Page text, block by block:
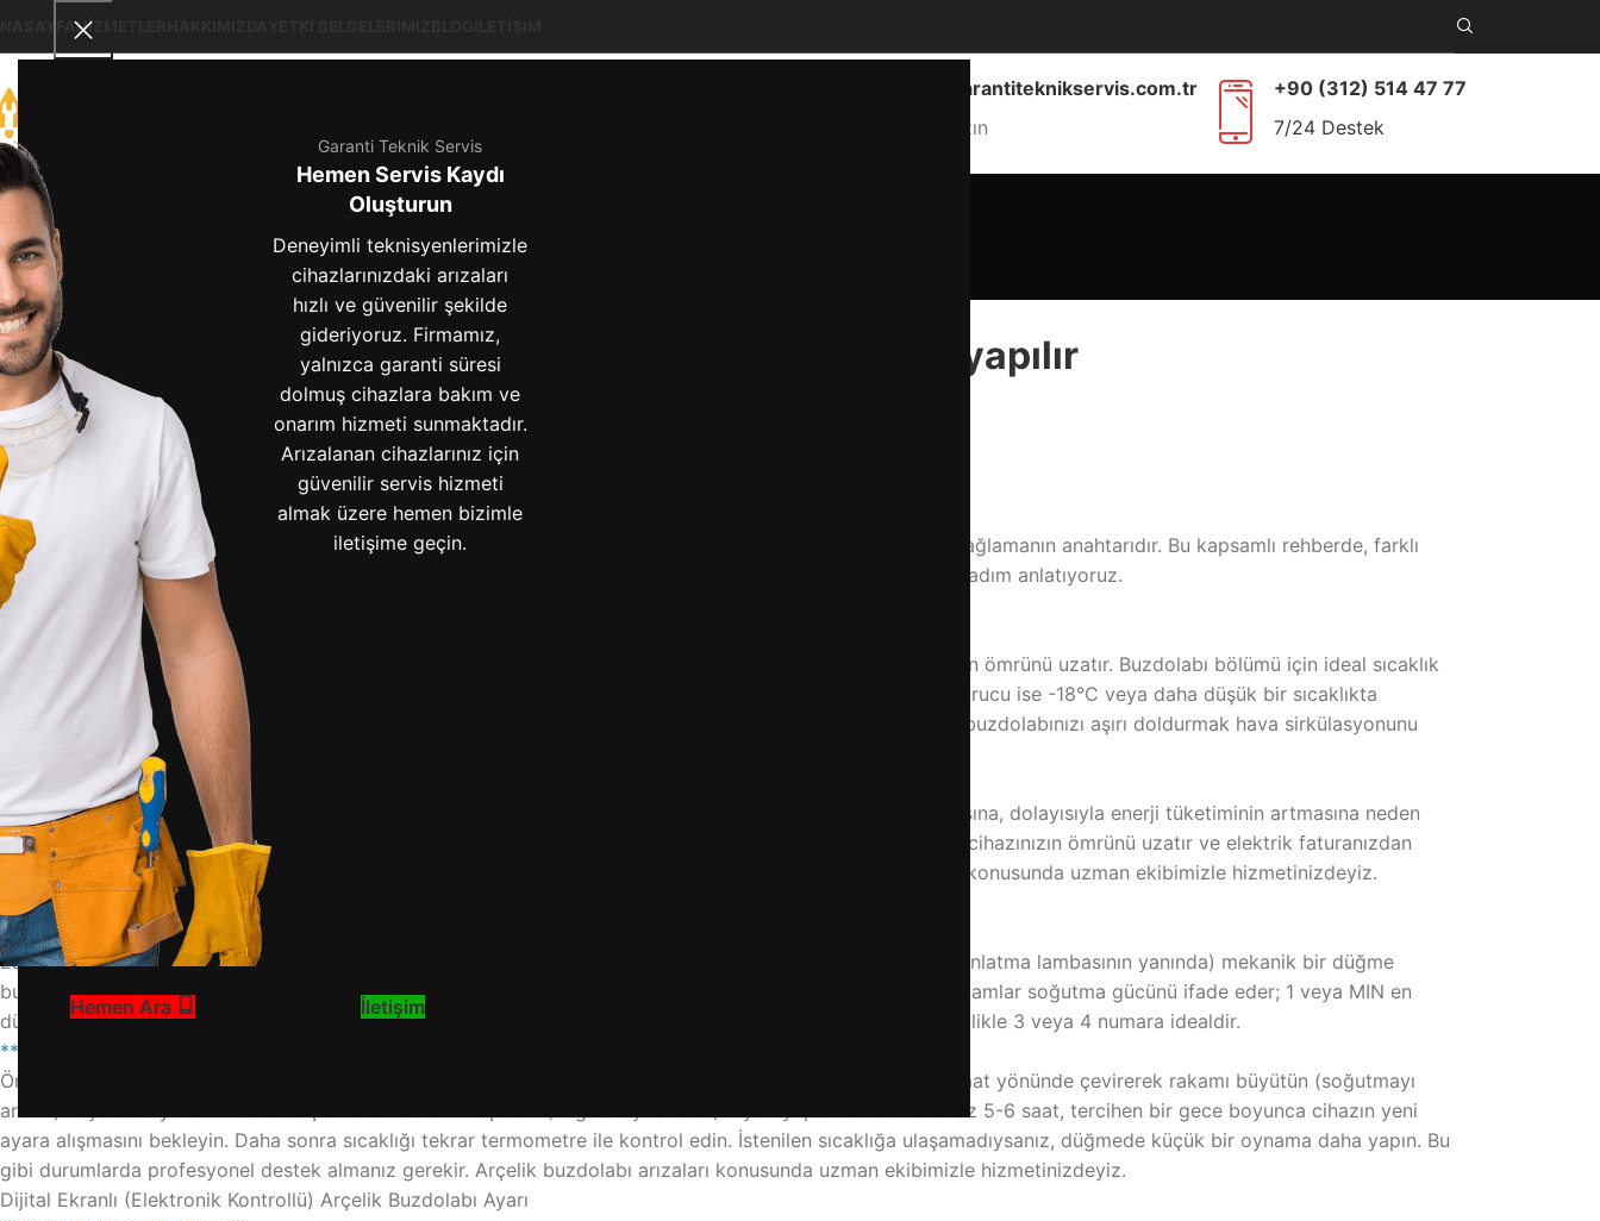
Garanti Teknik Servis
Hemen Servis Kaydı
Oluşturun
Deneyimli teknisyenlerimizle
cihazlarınızdaki arızaları
hızlı ve güvenilir şekilde
gideriyoruz. Firmamız,
yalnızca garanti süresi
dolmuş cihazlara bakım ve
onarım hizmeti sunmaktadır.
Arızalanan cihazlarınız için
güvenilir servis hizmeti
almak üzere hemen bizimle
iletişime geçin.
Hemen Ara İletişim
HIZMETLER
info@garantiteknikservis.com.tr
Bize Yazın
+90 (312) 514 47 77
7/24 Destek
arçelik buzdolabının ayarı nasıl yapılır
Arçelik Buzdolabı Sıcaklık Ayarı Nasıl Yapılır? | Adım Adım Kılavuz
Arçelik buzdolabınızın sıcaklık ayarını doğru yapmak, gıdalarınızın tazeliğini korumanın ve enerji tasarrufu sağlamanın anahtarıdır. Bu kapsamlı rehberde, farklı
Arçelik buzdolabı modellerinde (dijital, mekanik düğmeli, No-Frost) sıcaklık ayarının nasıl yapılacağını adım adım anlatıyoruz.
Arçelik Buzdolabı Sıcaklık Ayarı Neden Önemlidir?
**Gıda Güvenliği ve Tazelik**
Buzdolabı ve derin dondurucu bölümlerindeki doğru sıcaklık, bakterilerin üremesini yavaşlatır ve gıdalarınızın ömrünü uzatır. Buzdolabı bölümü için ideal sıcaklık
+4°C civarındadır. Bu ayar, süt ürünleri, et, balık ve sebzelerin bozulmadan saklanmasını sağlar. Derin dondurucu ise -18°C veya daha düşük bir sıcaklıkta
çalışmalıdır. Bu değerlerin üzerine çıkılması, gıdalarda hızlı bozulmaya ve besin kaybına yol açabilir. Ayrıca, buzdolabınızı aşırı doldurmak hava sirkülasyonunu
engeller ve içerideki sıcaklık dengesini bozar.
**Enerji Verimliliği ve Cihaz Ömrü**
Çok düşük sıcalık ayarları (örneğin buzdolabını -2°C’ye ayarlamak) cihazın sürekli ve gereksiz yere çalışmasına, dolayısıyla enerji tüketiminin artmasına neden
olur. Aynı şekilde, yüksek sıcaklık ayarları da kompresörün dengesiz çalışmasına sebep olabilir. Doğru ayar, cihazınızın ömrünü uzatır ve elektrik faturanızdan
tasarruf etmenizi sağlar. Bu gibi durumlarda profesyonel destek almanız gerekir. Arçelik buzdolabı arızaları konusunda uzman ekibimizle hizmetinizdeyiz.
Mekanik Termostatlı (Düğmeli) Arçelik Buzdolabı Ayarı
**Ayar Düğmesini Bulma ve Anlama**
Eski ve bazı yeni nesil ekonomik Arçelik modellerinde, buzdolabı içinde (genellikle sağ üst tarafta veya aydınlatma lambasının yanında) mekanik bir düğme
bulunur. Bu düğme üzerinde rakamlar (örneğin 1’den 5’e veya MIN’dan MAX’a) veya bir kadran yer alır. Bu rakamlar soğutma gücünü ifade eder; 1 veya MIN en
düşük (en sıcak), 5 veya MAX ise en yüksek soğutma (en soğuk) anlamına gelir. Ortalama bir ayar için genellikle 3 veya 4 numara idealdir.
**Adım Adım Ayar Yapma**
Öncelikle, buzdolabınızın mevcut sıcaklığını bir termometre ile kontrol etmeniz faydalı olacaktır. Düğmeyi saat yönünde çevirerek rakamı büyütün (soğutmayı
artırın) veya saat yönünün tersine çevirerek rakamı küçültün (soğutmayı azaltın). Ayarı yaptıktan sonra en az 5-6 saat, tercihen bir gece boyunca cihazın yeni
ayara alışmasını bekleyin. Daha sonra sıcaklığı tekrar termometre ile kontrol edin. İstenilen sıcaklığa ulaşamadıysanız, düğmede küçük bir oynama daha yapın. Bu
gibi durumlarda profesyonel destek almanız gerekir. Arçelik buzdolabı arızaları konusunda uzman ekibimizle hizmetinizdeyiz.
Dijital Ekranlı (Elektronik Kontrollü) Arçelik Buzdolabı Ayarı